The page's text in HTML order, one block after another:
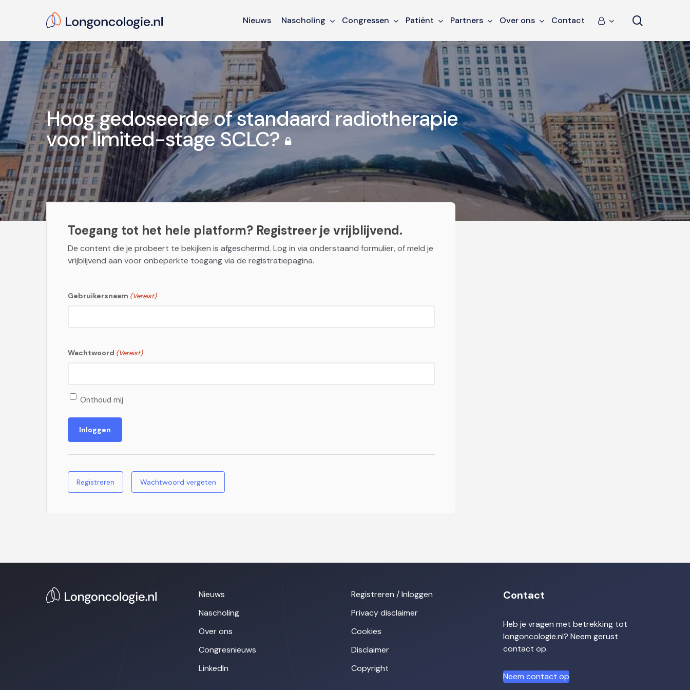
content
Hit enter to search or ESC to close
Nieuws Nascholing Congressen Patiënt Partners Over ons Contact
Hoog gedoseerde of standaard radiotherapie
voor limited-stage SCLC?
Toegang tot het hele platform? Registreer je vrijblijvend.
De content die je probeert te bekijken is afgeschermd. Log in via onderstaand formulier, of meld je
vrijblijvend aan voor onbeperkte toegang via de registratiepagina.
Gebruikersnaam (Vereist)
Wachtwoord (Vereist)
Onthoud mij
Registreren Wachtwoord vergeten
Nieuws
Nascholing
Over ons
Congresnieuws
LinkedIn
Registreren / Inloggen
Privacy disclaimer
Cookies
Disclaimer
Copyright
Contact
Heb je vragen met betrekking tot
longoncologie.nl? Neem gerust
contact op.
Neem contact op